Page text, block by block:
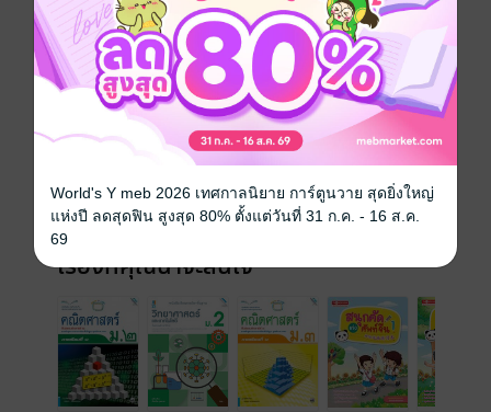
เล่มอื่นๆ ในซีรีส์ ดูทั้งหมด
เรื่องที่คุณน่าจะสนใจ
World's Y meb 2026 เทศกาลนิยาย การ์ตูนวาย สุดยิ่งใหญ่
แห่งปี ลดสุดฟิน สูงสุด 80% ตั้งแต่วันที่ 31 ก.ค. - 16 ส.ค.
69